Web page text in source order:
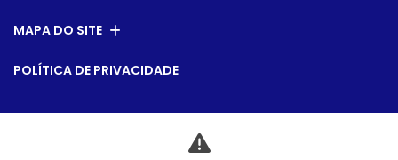
MAPA DO SITE
POLÍTICA DE PRIVACIDADE